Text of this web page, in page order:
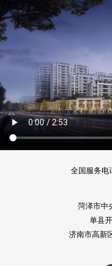
全国服务电
菏泽市中
单县
济南市高新